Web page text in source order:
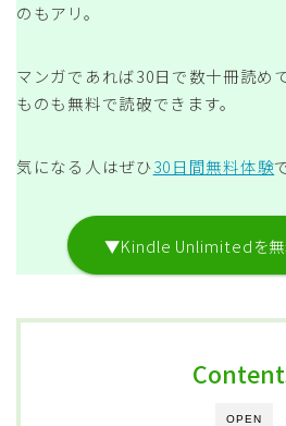
のもアリ。
マンガであれば30日で数十冊読め
ものも無料で読破できます。
気になる人はぜひ30日間無料体験
▼Kindle Unlimitedを
OPEN